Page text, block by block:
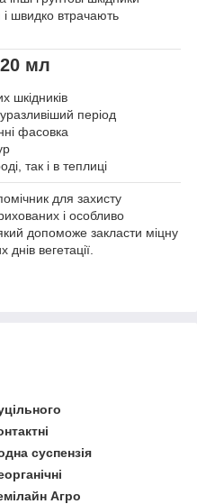
і швидко втрачають
мл
шкідників
період
фасовка
так і в теплиці
для захисту
і особливо
допоможе закласти міцну
вегетації.
суспензія
Агро